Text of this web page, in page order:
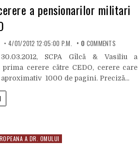
a pensionarilor militari
4/01/2012 12:05:00 P.M. 0 COMMENTS
SCPA Gîlcă & Vasiliu a
cerere către CEDO, cerere care
1000 de pagini. Preciză...
A DR. OMULUI